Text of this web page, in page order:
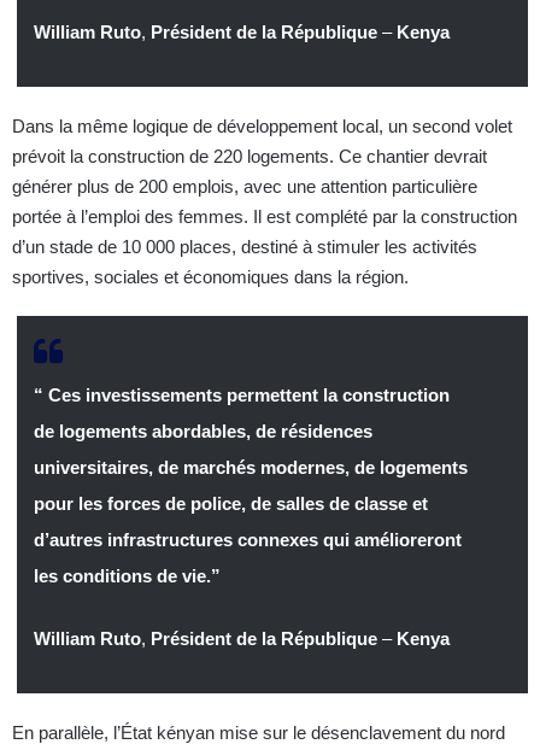
William Ruto, Président de la République – Kenya
Dans la même logique de développement local, un second volet
prévoit la construction de 220 logements. Ce chantier devrait
générer plus de 200 emplois, avec une attention particulière
portée à l’emploi des femmes. Il est complété par la construction
d’un stade de 10 000 places, destiné à stimuler les activités
sportives, sociales et économiques dans la région.
“ Ces investissements permettent la construction
de logements abordables, de résidences
universitaires, de marchés modernes, de logements
pour les forces de police, de salles de classe et
d’autres infrastructures connexes qui amélioreront
les conditions de vie.”
William Ruto, Président de la République – Kenya
En parallèle, l’État kényan mise sur le désenclavement du nord